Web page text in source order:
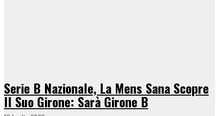
Serie B Nazionale, La Mens Sana Scopre
Il Suo Girone: Sarà Girone B